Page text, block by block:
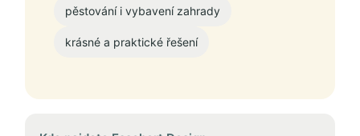
pěstování i vybavení zahrady
krásné a praktické řešení